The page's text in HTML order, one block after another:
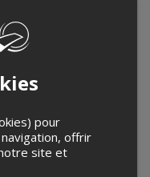
Canada
pour
offrir
site et